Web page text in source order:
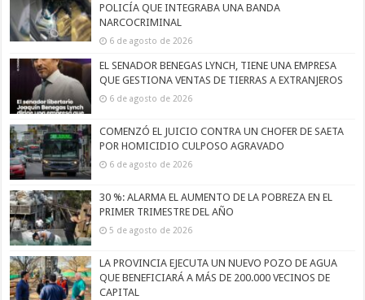
POLICÍA QUE INTEGRABA UNA BANDA
NARCOCRIMINAL
6 de agosto de 2026
EL SENADOR BENEGAS LYNCH, TIENE UNA EMPRESA
QUE GESTIONA VENTAS DE TIERRAS A EXTRANJEROS
6 de agosto de 2026
COMENZÓ EL JUICIO CONTRA UN CHOFER DE SAETA
POR HOMICIDIO CULPOSO AGRAVADO
6 de agosto de 2026
30 %: ALARMA EL AUMENTO DE LA POBREZA EN EL
PRIMER TRIMESTRE DEL AÑO
5 de agosto de 2026
LA PROVINCIA EJECUTA UN NUEVO POZO DE AGUA
QUE BENEFICIARÁ A MÁS DE 200.000 VECINOS DE
CAPITAL